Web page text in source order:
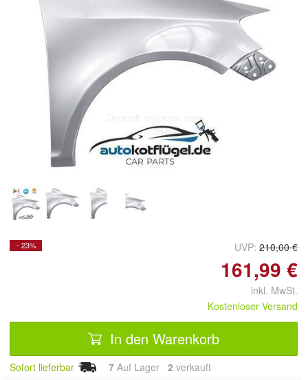
Doppelt antippen zum
vergrößern
- 23% UVP: 210,00 €
161,99 €
inkl. MwSt.
Kostenloser Versand
In den Warenkorb
Sofort lieferbar 7 Auf Lager 2 verkauft